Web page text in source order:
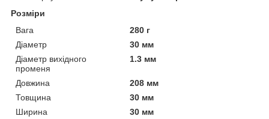
Розміри
Вага
280 г
Діаметр
30 мм
Діаметр вихідного
променя
1.3 мм
Довжина
208 мм
Товщина
30 мм
Ширина
30 мм